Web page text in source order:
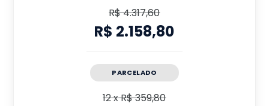
R$ 4.317,60
R$ 2.158,80
PARCELADO
12xR$ 359,80